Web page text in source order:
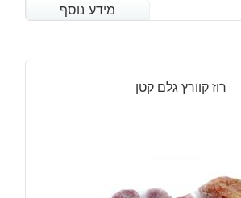
מידע נוסף
מידע נוסף
רוז קוורץ גלם קטן